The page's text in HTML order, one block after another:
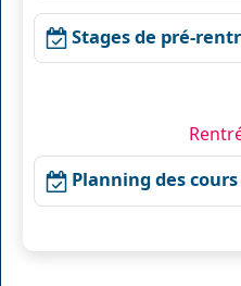
Stages de pré-
Planning des